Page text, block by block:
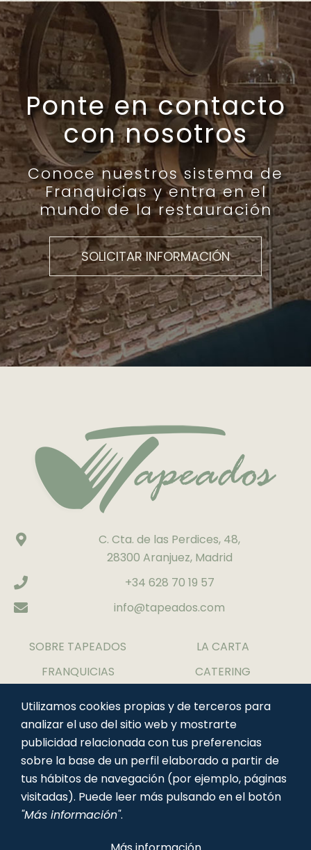
Ponte en contacto
con nosotros
Conoce nuestros sistema de
Franquicias y entra en el
mundo de la restauración
SOLICITAR INFORMACIÓN
C. Cta. de las Perdices, 48,
28300 Aranjuez, Madrid
+34 628 70 19 57
info@tapeados.com
SOBRE TAPEADOS
LA CARTA
FRANQUICIAS
CATERING
NOSOTROS
Utilizamos cookies propias y de terceros para
analizar el uso del sitio web y mostrarte
publicidad relacionada con tus preferencias
sobre la base de un perfil elaborado a partir de
tus hábitos de navegación (por ejemplo, páginas
visitadas). Puede leer más pulsando en el botón
"Más información".